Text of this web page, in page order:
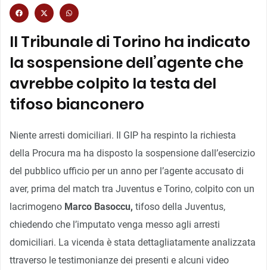
Il Tribunale di Torino ha indicato
la sospensione dell’agente che
avrebbe colpito la testa del
tifoso bianconero
Niente arresti domiciliari. Il GIP ha respinto la richiesta
della Procura ma ha disposto la sospensione dall’esercizio
del pubblico ufficio per un anno per l’agente accusato di
aver, prima del match tra Juventus e Torino, colpito con un
lacrimogeno Marco Basoccu, tifoso della Juventus,
chiedendo che l’imputato venga messo agli arresti
domiciliari. La vicenda è stata dettagliatamente analizzata
ttraverso le testimonianze dei presenti e alcuni video